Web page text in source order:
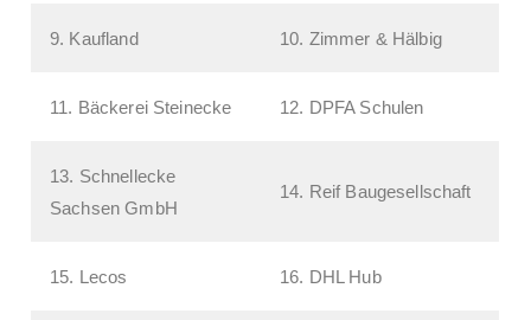
9. Kaufland 10. Zimmer & Hälbig
11. Bäckerei Steinecke 12. DPFA Schulen
13. Schnellecke
Sachsen GmbH
14. Reif Baugesellschaft
15. Lecos 16. DHL Hub